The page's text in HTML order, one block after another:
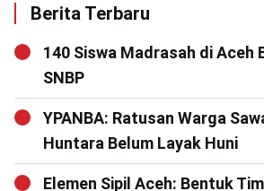
Berita Terbaru
140 Siswa Madrasah di Aceh
SNBP
YPANBA: Ratusan Warga
Huntara Belum Layak Huni
Elemen Sipil Aceh: Bentuk